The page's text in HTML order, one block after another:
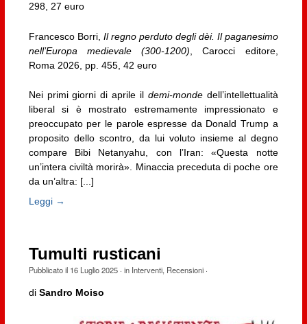
298, 27 euro
Francesco Borri, Il regno perduto degli dèi. Il paganesimo
nell’Europa medievale (300-1200) , Carocci editore,
Roma 2026, pp. 455, 42 euro
Nei primi giorni di aprile il demi-mondedell’intellettualità
liberal si è mostrato estremamente impressionato e
preoccupato per le parole espresse da Donald Trump a
proposito dello scontro, da lui voluto insieme al degno
compare Bibi Netanyahu, con l’Iran: «Questa notte
un’intera civiltà morirà». Minaccia preceduta di poche ore
da un’altra: [...]
Leggi →
Tumulti rusticani
Pubblicato il 16 Luglio 2025· in Interventi, Recensioni·
di Sandro Moiso